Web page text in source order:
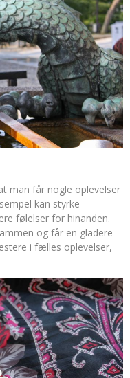
man får nogle oplevelser
kan styrke
følelser for hinanden.
og får en gladere
i fælles oplevelser,